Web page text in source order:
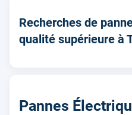
Recherches de
qualité supérieure à
Pannes